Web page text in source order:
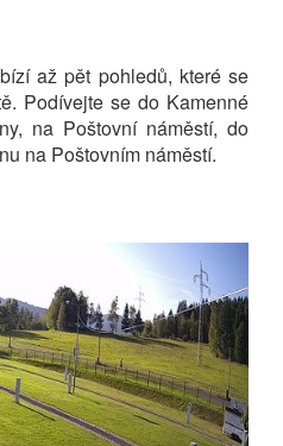
až pět pohledů, které se
Podívejte se do Kamenné
na Poštovní náměstí, do
na Poštovním náměstí.